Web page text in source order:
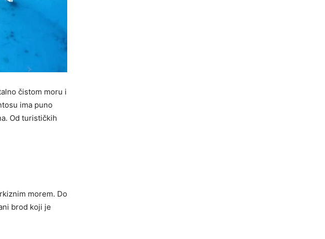
čistom moru i
ima puno
Od turističkih
morem. Do
brod koji je